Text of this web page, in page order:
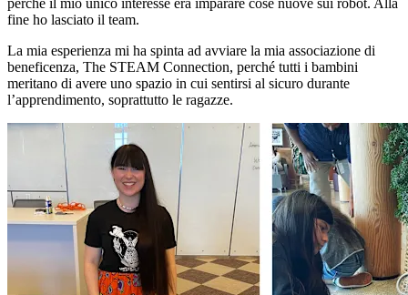
fine ho lasciato il team.
La mia esperienza mi ha spinta ad avviare la mia associazione di
beneficenza, The STEAM Connection, perché tutti i bambini
meritano di avere uno spazio in cui sentirsi al sicuro durante
l’apprendimento, soprattutto le ragazze.